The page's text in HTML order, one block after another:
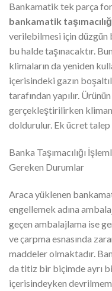
Bankamatik tek parça
bankamatik
verilebilmesi için düzgün
bu halde taşınacaktır.
klimaların da yeniden
içerisindeki gazın
tarafından yapılır.
gerçekleştirilirken
doldurulur. Ek ücret
Banka Taşımacılığı
Gereken Durumlar
Araca yüklenen
engellemek adına
geçen ambalajlama ise
ve çarpma esnasında
maddeler olmaktadır.
da titiz bir biçimde ayrı
içerisindeyken